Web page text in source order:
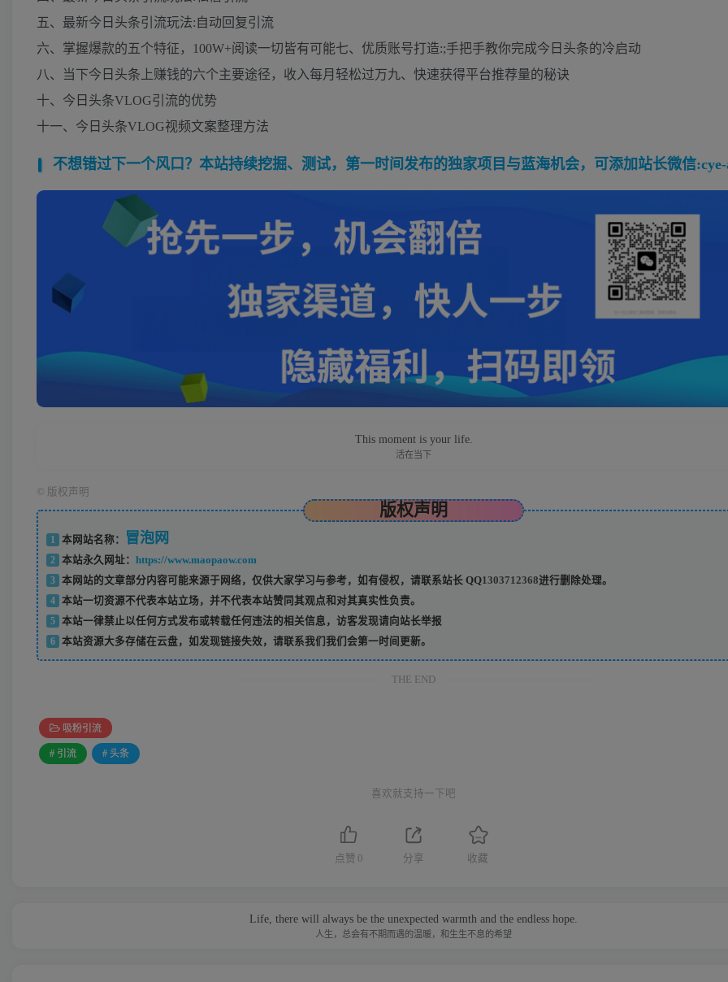
五、最新今日头条引流玩法:自动回复引流
六、掌握爆款的五个特征，100W+阅读一切皆有可能七、优质账号打造:;手把手教你完成今日头条的冷启动
八、当下今日头条上赚钱的六个主要途径，收入每月轻松过万九、快速获得平台推荐量的秘诀
十、今日头条VLOG引流的优势
十一、今日头条VLOG视频文案整理方法
不想错过下一个风口？本站持续挖掘、测试，第一时间发布的独家项目与蓝海机会，可添加站长微信
This moment is your life.
活在当下
版权声明
版权声明
1 本网站名称： 冒泡网
2 本站永久网址： https://www.maopaow.com
3
本网站的文章部分内容可能来源于网络，仅供大家学习与参考，如有侵权，请联系站长 QQ1303712368进行删除处理。
4
本站一切资源不代表本站立场，并不代表本站赞同其观点和对其真实性负责。
5
本站一律禁止以任何方式发布或转载任何违法的相关信息，访客发现请向站长举报
6
本站资源大多存储在云盘，如发现链接失效，请联系我们我们会第一时间更新。
THE END
吸粉引流
# 引流 # 头条
喜欢就支持一下吧
点赞 0 分享 收藏
Life, there will always be the unexpected warmth and the endless hope.
人生，总会有不期而遇的温暖，和生生不息的希望